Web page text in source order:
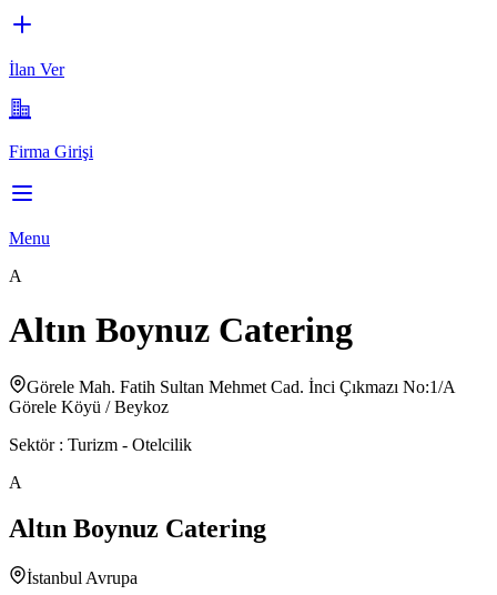
İlan Ver
Firma Girişi
Menu
A
Altın Boynuz Catering
Görele Mah. Fatih Sultan Mehmet Cad. İnci Çıkmazı No:1/A
Görele Köyü / Beykoz
Sektör : Turizm - Otelcilik
A
Altın Boynuz Catering
İstanbul Avrupa